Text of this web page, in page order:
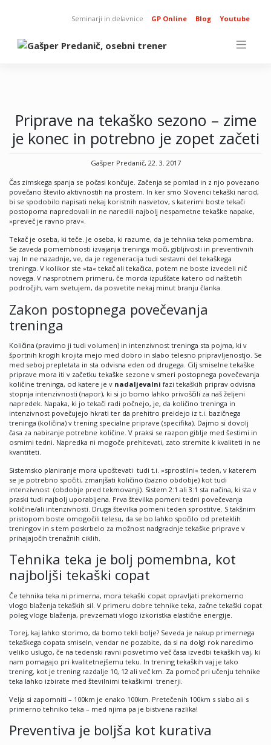
Seminarji in delavnice GP Online Blog Youtube
Priprave na tekaško sezono – zime
je konec in potrebno je zopet začeti
Gašper Predanič, 22. 3. 2017
Čas zimskega spanja se počasi končuje. Začenja se pomlad in z njo povezano
povečano število aktivnostih na prostem. In ker smo Slovenci tekaški narod,
bi se spodobilo napisati nekaj koristnih nasvetov, s katerimi boste tekači
postopoma napredovali in ne naredili najbolj nespametne tekaške napake,
»preveč je ravno prav«.
Tekač je oseba, ki teče. Je oseba, ki razume, da je tehnika teka pomembna.
Se zaveda pomembnosti izvajanja treninga moči, gibljivosti in preventivnih
vaj. In ne nazadnje, ve, da je regeneracija tudi sestavni del tekaškega
treninga. V kolikor ste »ta« tekač ali tekačica, potem ne boste izvedeli nič
novega. V nasprotnem primeru, če morda izpuščate katero od naštetih
področjih, vam svetujem, da posvetite nekaj minut branju članka.
Zakon postopnega povečevanja
treninga
Količina (pravimo ji tudi volumen) in intenzivnost treninga sta pojma, ki v
športnih krogih krojita mejo med dobro in slabo telesno pripravljenostjo. Se
med seboj prepletata in sta odvisna eden od drugega. Cilj smiselne tekaške
priprave mora iti v začetku tekaške sezone v smeri postopnega povečevanja
količine treninga, od katere je v nadaljevalni fazi tekaških priprav odvisna
stopnja intenzivnosti (napor), ki si jo bomo lahko privoščili za naš željeni
napredek. Napaka, ki jo tekači radi počnejo, je, da količino treninga in
intenzivnost povečujejo hkrati ter da prehitro preidejo iz t.i. bazičnega
treninga (količina) v trening specialne priprave (specifika). Dajmo si dovolj
časa za nabiranje potrebne količine. V praksi se razpon giblje med šestimi in
osmimi tedni. Napredka ni mogoče prehitevati, zato stremite k kvaliteti in ne
kvantiteti.
Sistemsko planiranje mora upoštevati tudi t.i. »sprostilni« teden, v katerem
se je potrebno spočiti, zmanjšati količino (bazno obdobje) kot tudi
intenzivnost (obdobje pred tekmovanji). Sistem 2:1 ali 3:1 sta načina, ki sta v
praski tudi najbolj uporabljena. Prva številka pomeni tedni povečevanja
količine/ali intenzivnosti. Druga številka pomeni teden sprostitve. S takšnim
pristopom boste omogočili telesu, da se bo lahko spočilo od preteklih
treningov in s tem poskrbelo za možnost nadgradnje tekaške priprave v
prihajajočih trenažnih ciklih.
Tehnika teka je bolj pomembna, kot
najboljši tekaški copat
Če tehnika teka ni primerna, mora tekaški copat opravljati prekomerno
vlogo blaženja tekaških sil. V primeru dobre tehnike teka, začne tekaški copat
poleg vloge blaženja, prevzemati vlogo izkoristka elastične energije.
Torej, kaj lahko storimo, da bomo tekli bolje? Seveda je nakup primernega
tekaškega copata smiseln, vendar ne pozabite, da si na dolgi rok naredimo
veliko uslugo, če na tedenski ravni posvetimo več časa izvedbi tekaških vaj, ki
nam pomagajo pri kvalitetnejšemu teku. In trening tekaških vaj je tako
trening, kot je trening razdalje 10, 12 ali več km. Za pomoč pri učenju tehnike
teka lahko izbirate med številnimi tekaškimi trenerji.
Velja si zapomniti – 100km je enako 100km. Pretečenih 100km s slabo ali s
primerno tehniko teka – med njima pa je bistvena razlika!
Preventiva je boljša kot kurativa